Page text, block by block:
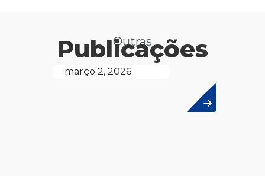
Outras
Publicações
março 2, 2026